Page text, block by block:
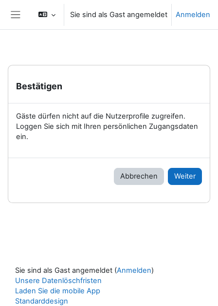
Website-Übersicht
Sie sind als Gast angemeldet Anmelden
Bestätigen
Gäste dürfen nicht auf die Nutzerprofile zugreifen.
Loggen Sie sich mit Ihren persönlichen Zugangsdaten
ein.
Abbrechen Weiter
Sie sind als Gast angemeldet (Anmelden)
Unsere Datenlöschfristen
Laden Sie die mobile App
Standarddesign